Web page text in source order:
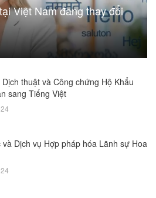
Việt Nam đang thay đổi
Dịch thuật và Công chứng Hộ Khẩu
sang Tiếng Việt
và Dịch vụ Hợp pháp hóa Lãnh sự Hoa